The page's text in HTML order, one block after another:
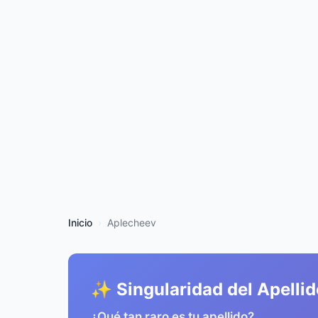
Inicio Aplecheev
✨ Singularidad del